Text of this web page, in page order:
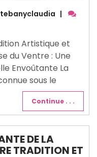
|
Artistique et
du Ventre : Une
Envoûtante La
sous le
Continue . . .
DE LA
TRADITION ET